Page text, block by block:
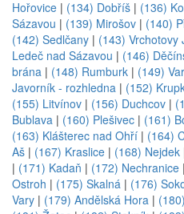
Hořovice | (134) Dobříš | (136)
Sázavou | (139) Mirošov | (140)
(142) Sedlčany | (143) Vrchotovy
Ledeč nad Sázavou | (146)
brána | (148) Rumburk | (149)
Javorník - rozhledna | (152)
(155) Litvínov | (156) Duchcov |
Bublava | (160) Plešivec | (161)
(163) Klášterec nad Ohří | (164)
Aš | (167) Kraslice | (168) Nejdek
| (171) Kadaň | (172) Nechranice |
Ostroh | (175) Skalná | (176)
Vary | (179) Andělská Hora |